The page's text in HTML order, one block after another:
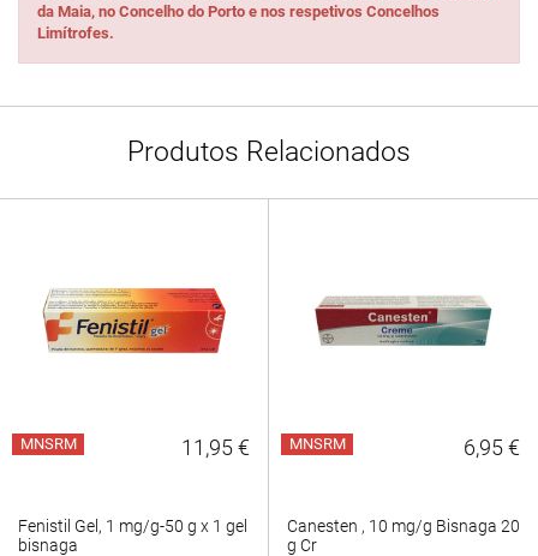
da Maia, no Concelho do Porto e nos respetivos Concelhos
Limítrofes.
Produtos Relacionados
MNSRM 11,95 €
Fenistil Gel, 1 mg/g-50 g x 1 gel
bisnaga
MNSRM 6,95 €
Canesten , 10 mg/g Bisnaga 20
g Cr